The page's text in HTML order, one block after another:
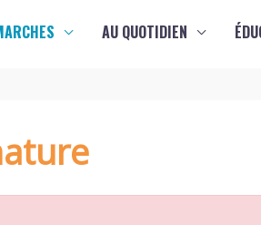
AU QUOTIDIEN